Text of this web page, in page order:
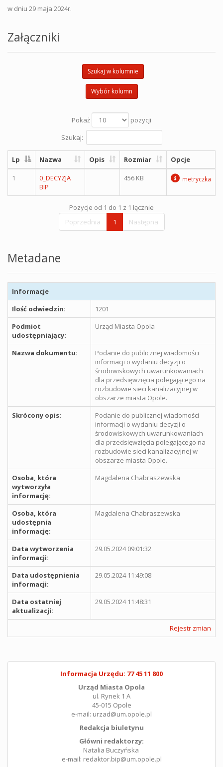
w dniu 29 maja 2024r.
Załączniki
Szukaj w kolumnie
Wybór kolumn
Pokaż
pozycji
Szukaj:
Lp Nazwa Opis Rozmiar Opcje
1
0_DECYZJA
BIP
456 KB metryczka
Pozycje od 1 do 1 z 1 łącznie
Poprzednia
1 Następna
Metadane
Informacje
Ilość odwiedzin:
1201
Podmiot
udostępniający:
Urząd Miasta Opola
Nazwa dokumentu:
Podanie do publicznej wiadomości
informacji o wydaniu decyzji o
środowiskowych uwarunkowaniach
dla przedsięwzięcia polegającego na
rozbudowie sieci kanalizacyjnej w
obszarze miasta Opole.
Skrócony opis:
Podanie do publicznej wiadomości
informacji o wydaniu decyzji o
środowiskowych uwarunkowaniach
dla przedsięwzięcia polegającego na
rozbudowie sieci kanalizacyjnej w
obszarze miasta Opole.
Osoba, która
wytworzyła
informację:
Magdalena Chabraszewska
Osoba, która
udostępnia
informację:
Magdalena Chabraszewska
Data wytworzenia
informacji:
29.05.2024 09:01:32
Data udostępnienia
informacji:
29.05.2024 11:49:08
Data ostatniej
aktualizacji:
29.05.2024 11:48:31
Rejestr zmian
Informacja Urzędu: 77 45 11 800
Urząd Miasta Opola
ul. Rynek 1 A
45-015 Opole
e-mail: urzad@um.opole.pl
Redakcja biuletynu
Główni redaktorzy:
Natalia Buczyńska
e-mail: redaktor.bip@um.opole.pl